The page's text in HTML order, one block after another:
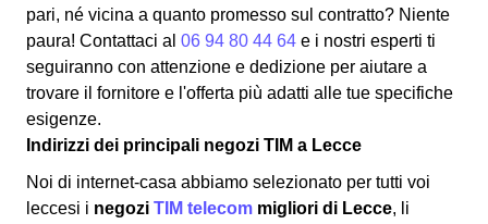
pari, né vicina a quanto promesso sul contratto? Niente
paura! Contattaci al 06 94 80 44 64 e i nostri esperti ti
seguiranno con attenzione e dedizione per aiutare a
trovare il fornitore e l'offerta più adatti alle tue specifiche
esigenze.
Indirizzi dei principali negozi TIM a Lecce
Noi di internet-casa abbiamo selezionato per tutti voi
leccesi i negozi TIM telecom migliori di Lecce, li